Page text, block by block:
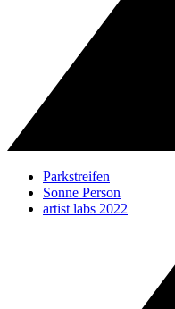
Parkstreifen
Sonne Person
artist labs 2022